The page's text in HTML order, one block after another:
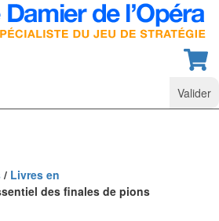
/ Livres en
des finales de pions